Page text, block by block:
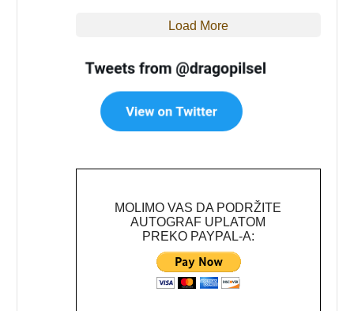
Load More
MOLIMO VAS DA PODRŽITE
AUTOGRAF UPLATOM
PREKO PAYPAL-A: